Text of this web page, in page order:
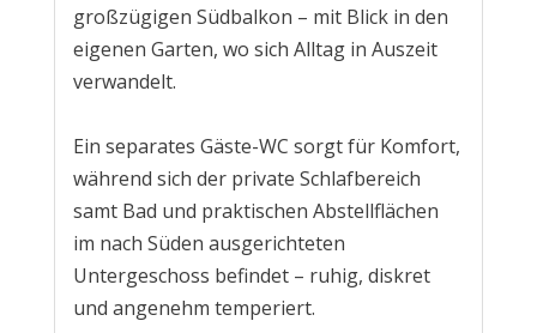
großzügigen Südbalkon – mit Blick in den
eigenen Garten, wo sich Alltag in Auszeit
verwandelt.
Ein separates Gäste-WC sorgt für Komfort,
während sich der private Schlafbereich
samt Bad und praktischen Abstellflächen
im nach Süden ausgerichteten
Untergeschoss befindet – ruhig, diskret
und angenehm temperiert.